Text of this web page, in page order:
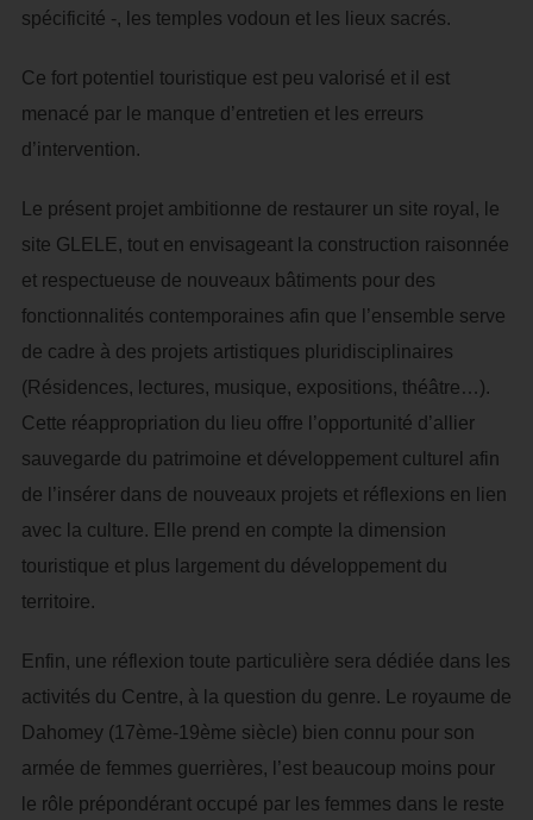
spécificité -, les temples vodoun et les lieux sacrés.
Ce fort potentiel touristique est peu valorisé et il est
menacé par le manque d’entretien et les erreurs
d’intervention.
Le présent projet ambitionne de restaurer un site royal, le
site GLELE, tout en envisageant la construction raisonnée
et respectueuse de nouveaux bâtiments pour des
fonctionnalités contemporaines afin que l’ensemble serve
de cadre à des projets artistiques pluridisciplinaires
(Résidences, lectures, musique, expositions, théâtre…).
Cette réappropriation du lieu offre l’opportunité d’allier
sauvegarde du patrimoine et développement culturel afin
de l’insérer dans de nouveaux projets et réflexions en lien
avec la culture. Elle prend en compte la dimension
touristique et plus largement du développement du
territoire.
Enfin, une réflexion toute particulière sera dédiée dans les
activités du Centre, à la question du genre. Le royaume de
Dahomey (17ème-19ème siècle) bien connu pour son
armée de femmes guerrières, l’est beaucoup moins pour
le rôle prépondérant occupé par les femmes dans le reste